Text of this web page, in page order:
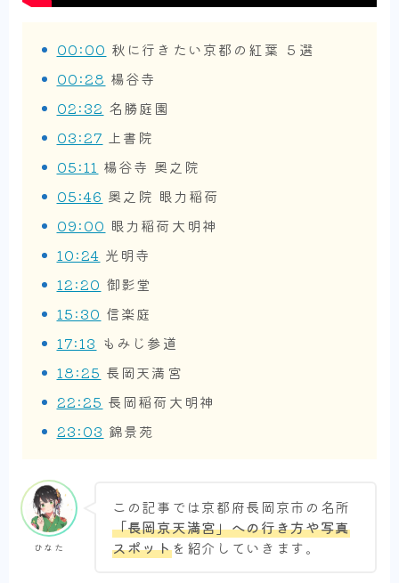
00:00 秋に行きたい京都の紅葉 ５選
00:28 楊谷寺
02:32 名勝庭園
03:27 上書院
05:11 楊谷寺 奥之院
05:46 奥之院 眼力稲荷
09:00 眼力稲荷大明神
10:24 光明寺
12:20 御影堂
15:30 信楽庭
17:13 もみじ参道
18:25 長岡天満宮
22:25 長岡稲荷大明神
23:03 錦景苑
ひなた
この記事では京都府長岡京市の名所
「長岡京天満宮」への行き方や写真
スポットを紹介していきます。